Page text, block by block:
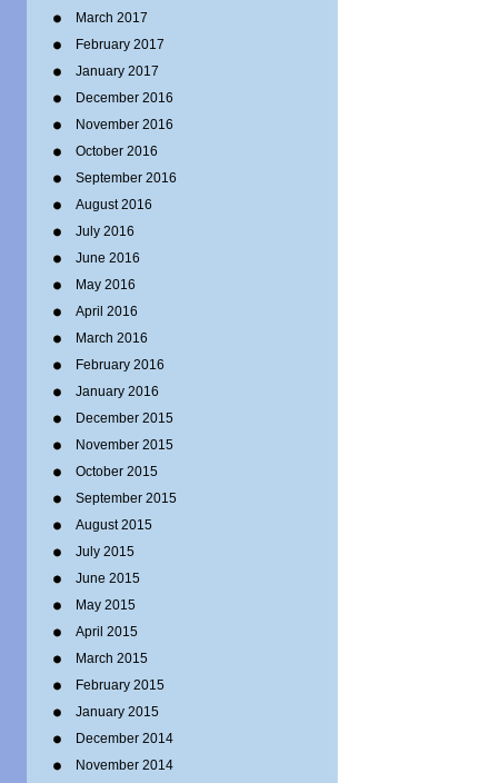
March 2017
February 2017
January 2017
December 2016
November 2016
October 2016
September 2016
August 2016
July 2016
June 2016
May 2016
April 2016
March 2016
February 2016
January 2016
December 2015
November 2015
October 2015
September 2015
August 2015
July 2015
June 2015
May 2015
April 2015
March 2015
February 2015
January 2015
December 2014
November 2014